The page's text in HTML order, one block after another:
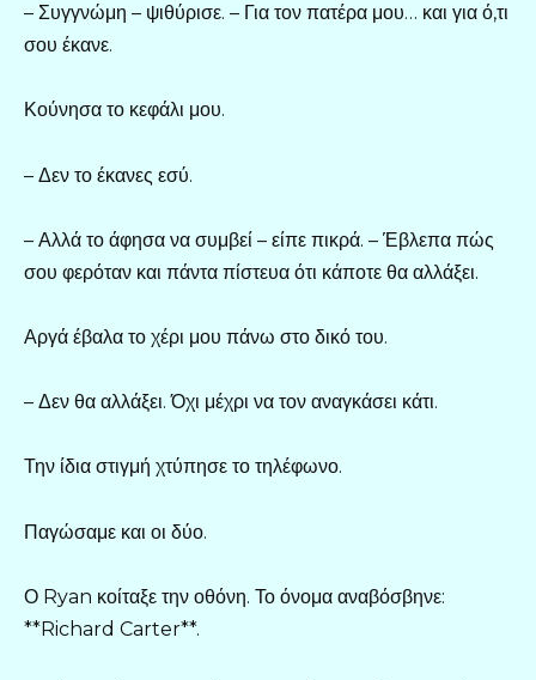
– Συγγνώμη – ψιθύρισε. – Για τον πατέρα μου… και για ό,τι
σου έκανε.
Κούνησα το κεφάλι μου.
– Δεν το έκανες εσύ.
– Αλλά το άφησα να συμβεί – είπε πικρά. – Έβλεπα πώς
σου φερόταν και πάντα πίστευα ότι κάποτε θα αλλάξει.
Αργά έβαλα το χέρι μου πάνω στο δικό του.
– Δεν θα αλλάξει. Όχι μέχρι να τον αναγκάσει κάτι.
Την ίδια στιγμή χτύπησε το τηλέφωνο.
Παγώσαμε και οι δύο.
Ο Ryan κοίταξε την οθόνη. Το όνομα αναβόσβηνε:
**Richard Carter**.